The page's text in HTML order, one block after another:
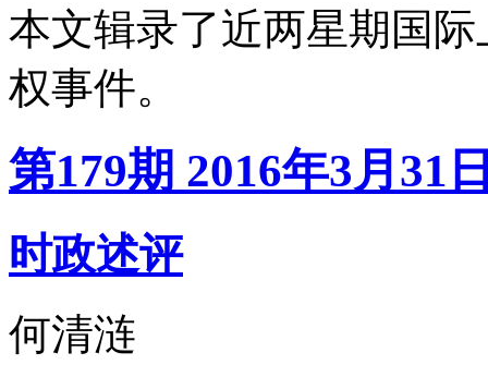
本文辑录了近两星期国
权事件。
第179期 2016年3月31
时政述评
何清涟